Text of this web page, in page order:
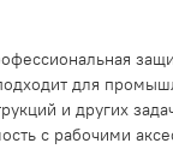
для
и других
с рабочими